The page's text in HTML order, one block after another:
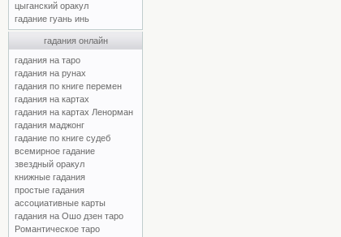
цыганский оракул
гадание гуань инь
гадания онлайн
гадания на таро
гадания на рунах
гадания по книге перемен
гадания на картах
гадания на картах Ленорман
гадания маджонг
гадание по книге судеб
всемирное гадание
звездный оракул
книжные гадания
простые гадания
ассоциативные карты
гадания на Ошо дзен таро
Романтическое таро